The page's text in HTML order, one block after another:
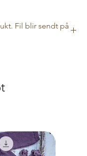
Fil blir sendt på